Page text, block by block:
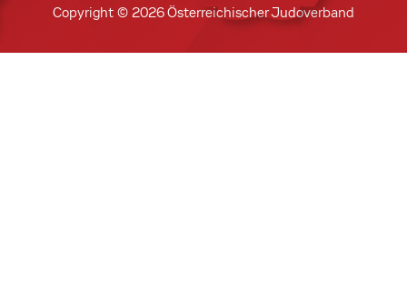
Copyright © 2026 Österreichischer Judoverband